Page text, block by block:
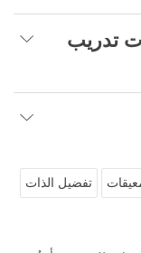
تدريب
تفضيل الذات